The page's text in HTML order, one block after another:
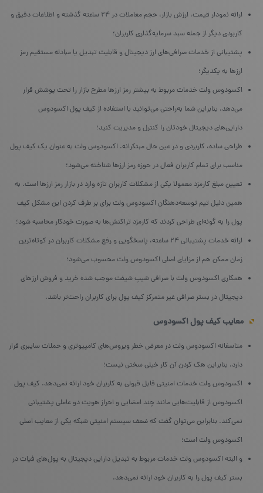
ارائه نمودار قیمت، ارزش بازار، حجم معاملات در ۲۴ ساعته گذشته و اطلاعات دقیق و
کاربردی دیگر از جمله سبد سرمایه‌گذاری کاربران؛
پشتیبانی از خدمات صرافی‌های ارز دیجیتال و قابلیت تبدیل یا مبادله‌ مستقیم رمز
ارزها به یکدیگر؛
اکسودوس ولت خدمات مربوط به بیشتر رمز ارزها مطرح بازار را تحت پوشش قرار
می‌دهد. بنابراین شما به‌راحتی می‌توانید با استفاده از کیف پول اکسودوس
دارایی‌های دیجیتال خودتان را کنترل و مدیریت کنید؛
طراحی ساده، کاربردی و در عین حال مبتکرانه. اکسودوس ولت به عنوان یک کیف پول
مناسب برای تمام کاربران فعال در حوزه رمز ارزها شناخته می‌شود؛
تعیین مبلغ کارمزد معمولا یکی از مشکلات کاربران تازه وارد در بازار رمز ارزها است. به
همین دلیل تیم توسعه‌دهنگان اکسودوس ولت برای بر طرف کردن این مشکل کیف
پول را به گونه‌ای طراحی کردند که کارمزد تراکنش‌ها به صورت خودکار محاسبه شود؛
ارائه خدمات پشتیبانی ۲۴ ساعته، پاسخگویی و رفع مشکلات کاربران در کوتاه‌ترین
زمان ممکن هم از مزایای اصلی اکسودوس ولت محسوب می‌شود؛
همکاری اکسودوس ولت با صرافی شیپ شیفت موجب شده خرید و فروش ارزهای
دیجیتال در بستر صرافی غیر متمرکز کیف پول برای کاربران راحت‌تر باشد.
معایب کیف پول اکسودوس
متاسفانه اکسودوس ولت در معرض خطر ویروس‌های کامپیوتری و حملات سایبری قرار
دارد. بنابراین هک کردن آن کار خیلی سختی نیست؛
اکسودوس ولت خدمات امنیتی قابل قبولی به کاربران خود ارائه نمی‌دهد. کیف پول
اکسودوس از قابلیت‌‌هایی مانند چند امضایی و احراز هویت دو عاملی پشتیبانی
نمی‌کند. بنابراین می‌توان گفت که ضعف سیستم امنیتی شبکه یکی از معایب اصلی
اکسودوس ولت است؛
و البته اکسودوس ولت خدمات مربوط به تبدیل دارایی‌ دیجیتال به پول‌های فیات در
بستر کیف پول را به کاربران خود ارائه نمی‌دهد.